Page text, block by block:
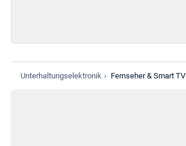
Unterhaltungselektronik › Fernseher & Smart TV